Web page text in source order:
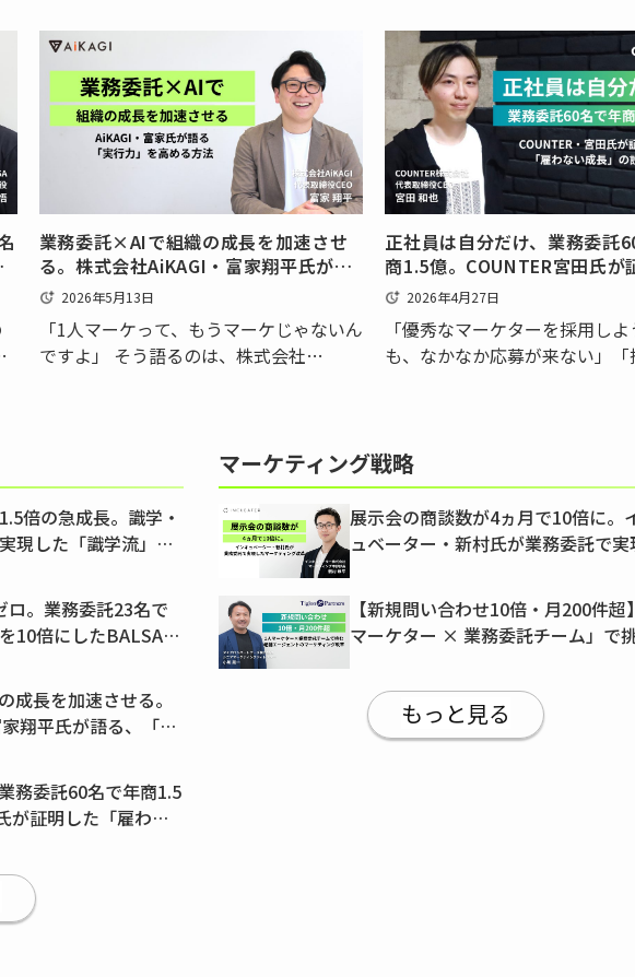
社タイグロンパートナーズ株式会社（以
下、タイグロンパートナーズ）では、現
在複数のマーケティング施策が並行し…
は、どうしても一定の時間が
す。事業が急拡大するフェーズ
て、この「待ち時間」は深刻な
を生み出しかねません。独自…
業務委託×AIで組織の成長を加速させ
る。株式会社AiKAGI・富家翔平氏が語
る、「実行力」を高める方法
2026年5月13日
「1人マーケって、もうマーケじゃないん
ですよ」 そう語るのは、株式会社
グ組織を立ち上げ、30人を超えるチーム
を率いた…
正社員は自分だけ、業務委託
商1.5億。COUNTER宮田氏が
「雇わない成長」の設計図
2026年4月27日
「優秀なマーケターを採用し
も、なかなか応募が来ない」「
でしょうか。COUNTER株式会
下、COUNTER…
倍の急成長。識学・
現した「識学流」業
ロ。業務委託23名で
10倍にしたBALSA・
長を加速させる。
翔平氏が語る、「実
務委託60名で年商1.5
が証明した「雇わな
マーケティング戦略
展示会の商談数が4ヵ月で10倍に。
ュベーター・新村氏が業務委託で実
【新規問い合わせ10倍・月200件超
マーケター × 業務委託チーム」で
もっと見る